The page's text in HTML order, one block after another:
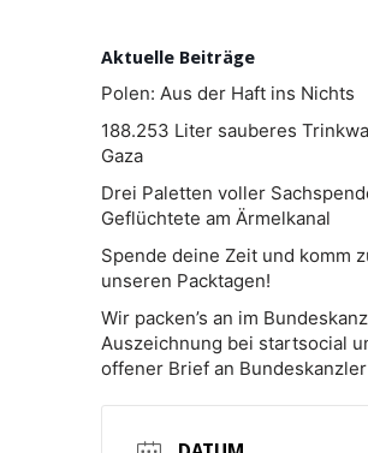
Aktuelle Beiträge
Polen: Aus der Haft ins Nichts
188.253 Liter sauberes
Gaza
Drei Paletten voller
Geflüchtete am Ärmelkanal
Spende deine Zeit und komm
unseren Packtagen!
Wir packen’s an im
Auszeichnung bei startsocial
offener Brief an